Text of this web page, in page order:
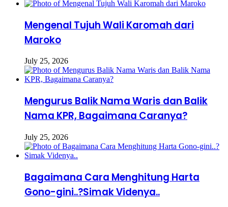
Mengenal Tujuh Wali Karomah dari
Maroko
July 25, 2026
Mengurus Balik Nama Waris dan Balik
Nama KPR, Bagaimana Caranya?
July 25, 2026
Bagaimana Cara Menghitung Harta
Gono-gini..?Simak Videnya..